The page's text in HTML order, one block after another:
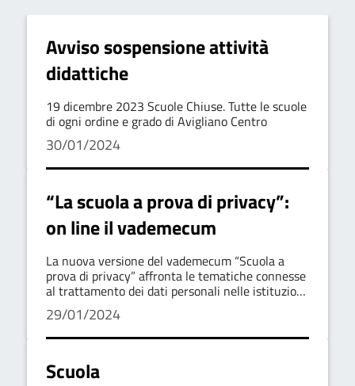
Avviso sospensione attività
didattiche
19 dicembre 2023 Scuole Chiuse. Tutte le scuole
di ogni ordine e grado di Avigliano Centro
30/01/2024
“La scuola a prova di privacy”:
on line il vademecum
La nuova versione del vademecum “Scuola a
prova di privacy” affronta le tematiche connesse
al trattamento dei dati personali nelle istituzioni
scolastiche.
29/01/2024
Scuola